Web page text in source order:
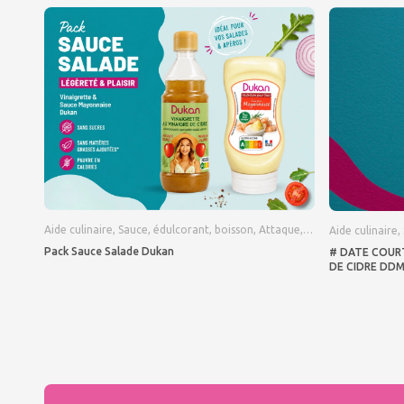
Aide culinaire, Sauce, édulcorant, boisson Attaque Consolidation,
Pack Sauce Salade Dukan
Aide culinaire,
# DATE
DE CIDRE